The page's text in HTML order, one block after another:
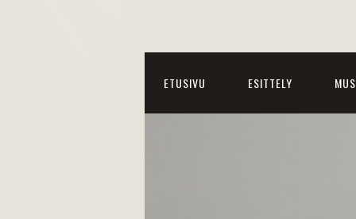
ETUSIVU ESITTELY